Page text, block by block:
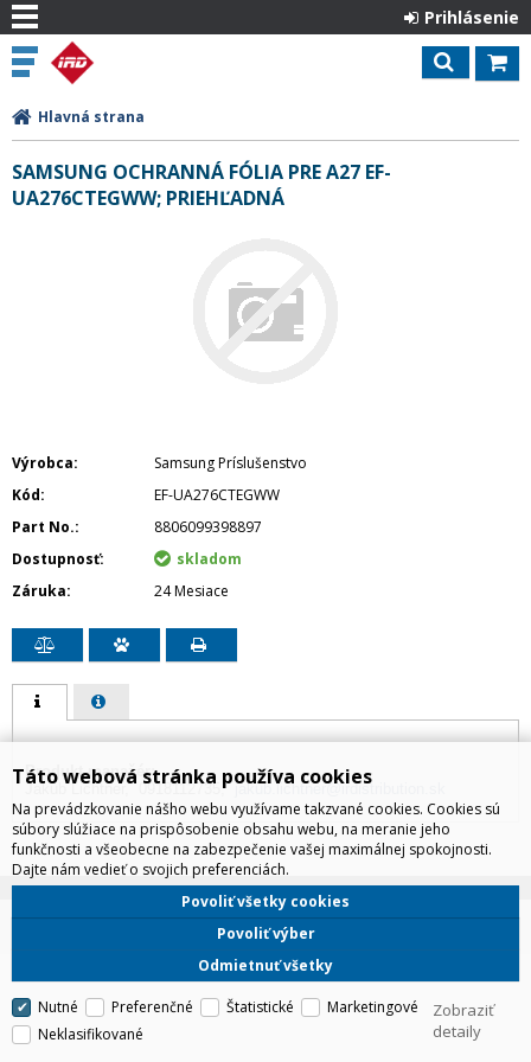
Prihlásenie
Hlavná strana
SAMSUNG OCHRANNÁ FÓLIA PRE A27 EF-
UA276CTEGWW; PRIEHĽADNÁ
Výrobca
Samsung Príslušenstvo
Kód
EF-UA276CTEGWW
Part No.
8806099398897
Dostupnosť
skladom
Záruka
24 Mesiace
Produkt manažér:
Jakub Lichtner, 0918112735, jakub.lichtner@irdistribution.sk
IRD Eshop
CyberSoft s.r.o.
Táto webová stránka používa cookies
Na prevádzkovanie nášho webu využívame takzvané cookies. Cookies sú
súbory slúžiace na prispôsobenie obsahu webu, na meranie jeho
funkčnosti a všeobecne na zabezpečenie vašej maximálnej spokojnosti.
Dajte nám vedieť o svojich preferenciách.
Odmietnuť všetky
Povoliť výber
Povoliť všetky cookies
Nutné Preferenčné Štatistické
Marketingové
Neklasifikované
Zobraziť
detaily